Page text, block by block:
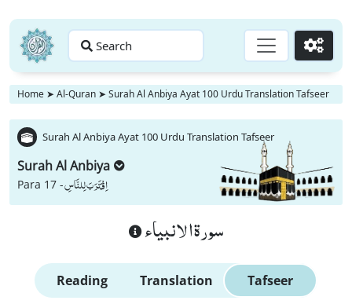
Search Go
Home ➤ Al-Quran ➤ Surah Al Anbiya Ayat 100 Urdu Translation Tafseer
Surah Al Anbiya Ayat 100 Urdu Translation Tafseer
Surah Al Anbiya
Para 17 -اِقْتَرَبَ لِلنَّاسِ
سورة الانبياء
Reading Translation Tafseer